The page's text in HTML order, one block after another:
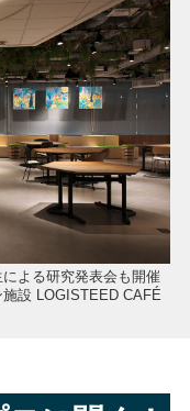
よる研究発表会も開催
設 LOGISTEED CAFÉ